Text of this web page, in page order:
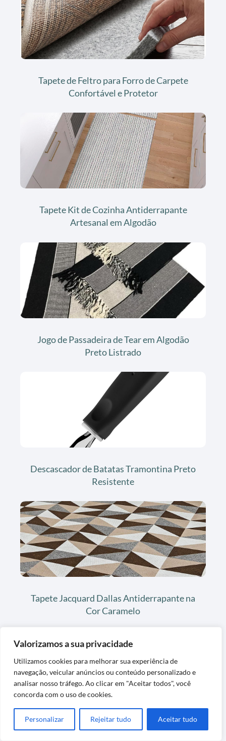
Valorizamos a sua privacidade
Utilizamos cookies para melhorar sua experiência de
navegação, veicular anúncios ou conteúdo personalizado e
analisar nosso tráfego. Ao clicar em "Aceitar todos", você
concorda com o uso de cookies.
Personalizar Rejeitar tudo Aceitar tudo
Tapete de Feltro para Forro de Carpete
Confortável e Protetor
Tapete Kit de Cozinha Antiderrapante
Artesanal em Algodão
Jogo de Passadeira de Tear em Algodão
Preto Listrado
Descascador de Batatas Tramontina Preto
Resistente
Tapete Jacquard Dallas Antiderrapante na
Cor Caramelo
Tapete Passadeira Para Banheiro Macio